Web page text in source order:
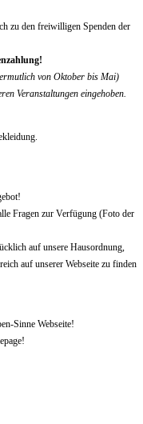
zu den freiwilligen Spenden der
von Oktober bis Mai)
Veranstaltungen eingehoben.
Fragen zur Verfügung (Foto der
auf unsere Hausordnung,
auf unserer Webseite zu finden
Sinne Webseite!